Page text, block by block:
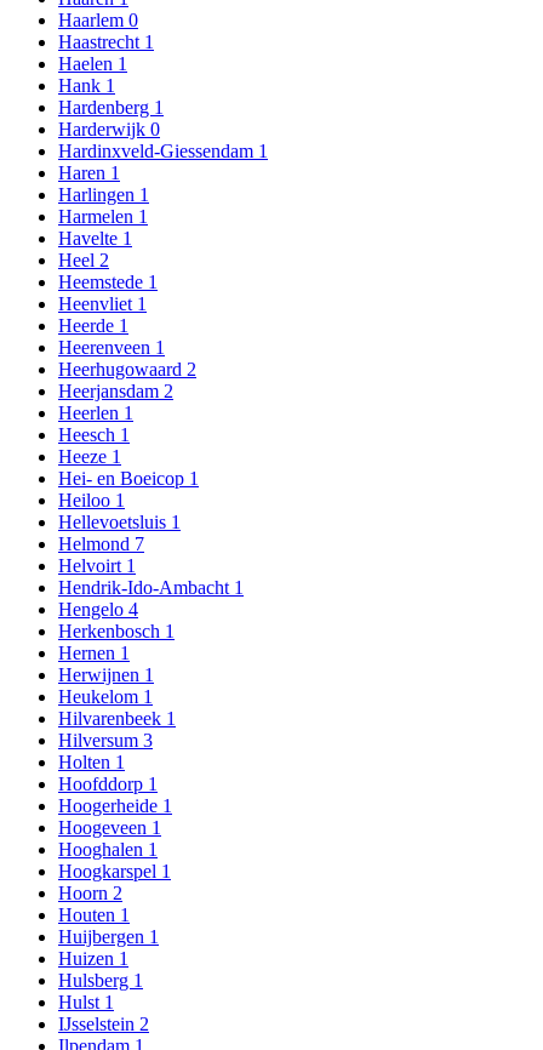
Haarlem 0
Haastrecht 1
Haelen 1
Hank 1
Hardenberg 1
Harderwijk 0
Hardinxveld-Giessendam 1
Haren 1
Harlingen 1
Harmelen 1
Havelte 1
Heel 2
Heemstede 1
Heenvliet 1
Heerde 1
Heerenveen 1
Heerhugowaard 2
Heerjansdam 2
Heerlen 1
Heesch 1
Heeze 1
Hei- en Boeicop 1
Heiloo 1
Hellevoetsluis 1
Helmond 7
Helvoirt 1
Hendrik-Ido-Ambacht 1
Hengelo 4
Herkenbosch 1
Hernen 1
Herwijnen 1
Heukelom 1
Hilvarenbeek 1
Hilversum 3
Holten 1
Hoofddorp 1
Hoogerheide 1
Hoogeveen 1
Hooghalen 1
Hoogkarspel 1
Hoorn 2
Houten 1
Huijbergen 1
Huizen 1
Hulsberg 1
Hulst 1
IJsselstein 2
Ilpendam 1